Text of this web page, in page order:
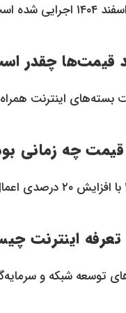
توسعه شبکه و